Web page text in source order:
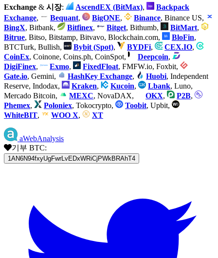
Exchange & 시장: AscendEX (BitMax),
Backpack
Exchange, Bequant, BigONE, Binance, Binance US,
BingX, Bitbank, Bitfinex, Bitget, Bithumb, BitMart,
Bitrue, Bitso, Bitstamp, Bitvavo, Blockchain.com, BloFin,
BTCTurk, Bullish,
Bybit (Spot), BYDFi, CEX.IO,
CoinEx, Coinone, Coins.ph, CoinSpot, Deepcoin,
DigiFinex, Exmo, FixedFloat, FMFW.io, Foxbit,
Gate.io, Gemini, HashKey Exchange, Huobi, Independent
Reserve, Indodax,
Kraken, Kucoin, Lbank, Luno,
Mercado Bitcoin,
MEXC, NovaDAX, OKX, P2B,
Phemex, Poloniex, Tokocrypto, Toobit, Upbit,
WhiteBIT, WOO X, XT
aWebAnalysis
기부 BTC:
1AN6N94fxyUgFwrLvEDxWRiCjPWkBRAhT4